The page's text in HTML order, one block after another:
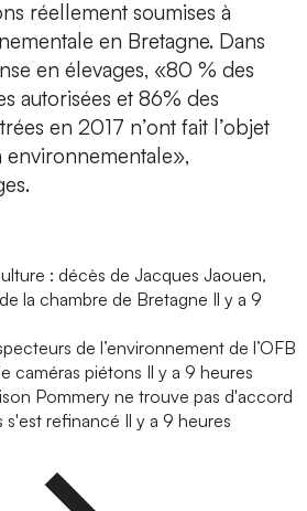
réellement soumises à
en Bretagne. Dans
en élevages, «80 % des
autorisées et 86% des
en 2017 n’ont fait l’objet
environnementale»,
: décès de Jacques Jaouen,
la chambre de Bretagne Il y a 9
de l’environnement de l’OFB
caméras piétons Il y a 9 heures
Pommery ne trouve pas d'accord
s'est refinancé Il y a 9 heures